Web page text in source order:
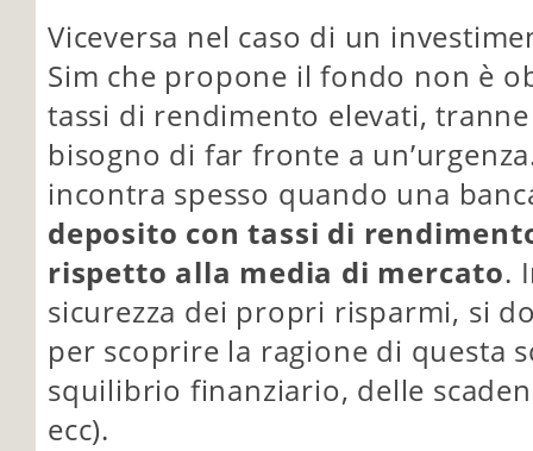
Viceversa nel caso di un
Sim che propone il fondo non è
tassi di rendimento elevati,
bisogno di far fronte a
incontra spesso quando una
deposito con tassi di
rispetto alla media di mercato.
sicurezza dei propri risparmi, si
per scoprire la ragione di questa
squilibrio finanziario, delle
ecc).